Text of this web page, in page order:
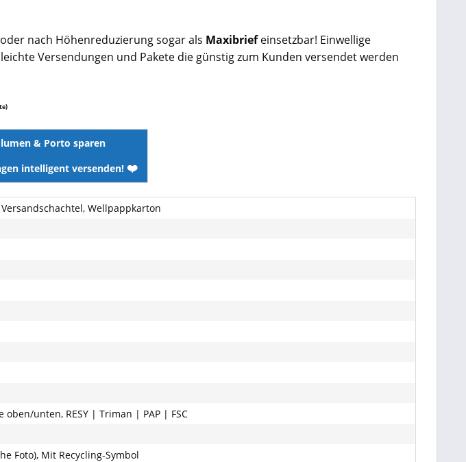
nach Höhenreduzierung sogar als Maxibriefeinsetzbar! Einwellige
Versendungen und Pakete die günstig zum Kunden versendet werden
& Porto sparen
intelligent versenden! ❤️
Wellpappkarton
unten, RESY | Triman | PAP | FSC
Foto), Mit Recycling-Symbol